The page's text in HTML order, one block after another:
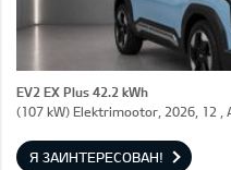
EV2 EX Plus 42.2 kWh
(107 kW) Elektrimootor, 2026, 12 ,
Я ЗАИНТЕРЕСОВАН!